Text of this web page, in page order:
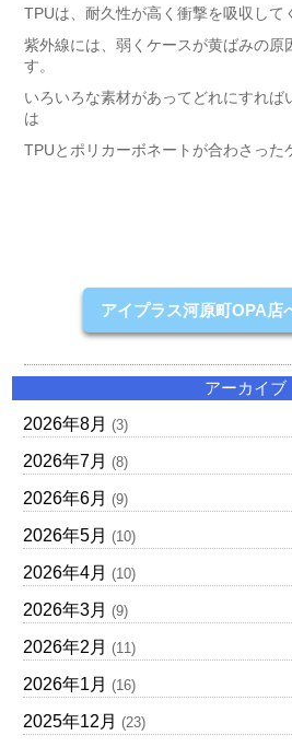
TPUは、耐久性が高く衝撃を吸収して
紫外線には、弱くケースが黄ばみの原
す。
いろいろな素材があってどれにすれば
は
TPUとポリカーボネートが合わさった
アイプラス河原町OPA店
アーカイブ
2026年8月 (3)
2026年7月 (8)
2026年6月 (9)
2026年5月 (10)
2026年4月 (10)
2026年3月 (9)
2026年2月 (11)
2026年1月 (16)
2025年12月 (23)